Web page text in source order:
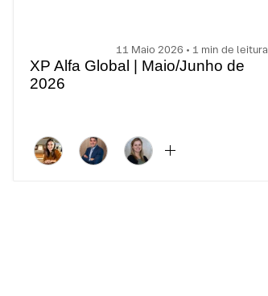
11 Maio 2026 • 1 min de leitura
XP Alfa Global | Maio/Junho de
2026